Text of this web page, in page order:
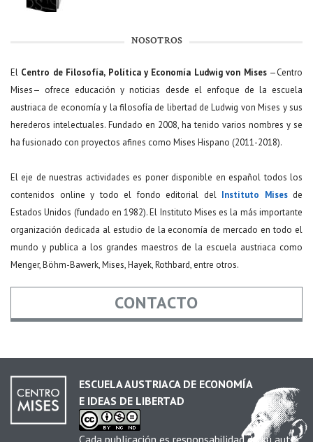
NOSOTROS
El Centro de Filosofía, Política y Economía Ludwig von Mises—Centro
Mises— ofrece educación y noticias desde el enfoque de la escuela
austriaca de economía y la filosofía de libertad de Ludwig von Mises y sus
herederos intelectuales. Fundado en 2008, ha tenido varios nombres y se
ha fusionado con proyectos afines como Mises Hispano (2011-2018).
El eje de nuestras actividades es poner disponible en español todos los
contenidos online y todo el fondo editorial del Instituto Misesde
Estados Unidos (fundado en 1982). El Instituto Mises es la más importante
organización dedicada al estudio de la economía de mercado en todo el
mundo y publica a los grandes maestros de la escuela austriaca como
Menger, Böhm-Bawerk, Mises, Hayek, Rothbard, entre otros.
CONTACTO
Email *
ESCUELA AUSTRIACA DE ECONOMÍA
E IDEAS DE LIBERTAD
Cada publicación es responsabilidad de su autor.